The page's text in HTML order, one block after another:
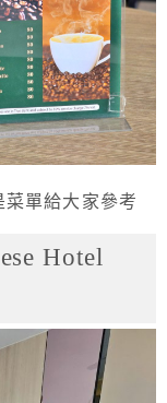
單給大家參考
Hotel